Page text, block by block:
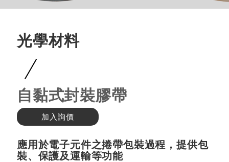
光學材料
自黏式封裝膠帶
加入詢價
應用於電子元件之捲帶包裝過程，提供包
裝、保護及運輸等功能